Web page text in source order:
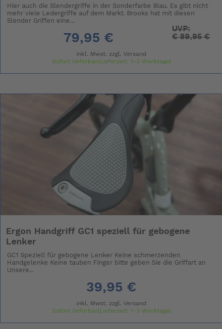
Hier auch die Slendergriffe in der Sonderfarbe Blau. Es gibt nicht
mehr viele Ledergriffe auf dem Markt. Brooks hat mit diesen
Slender Griffen eine...
79,95 €
UVP:
€89,95 €
inkl. Mwst. zzgl. Versand
Sofort lieferbar(Lieferzeit: 1-3 Werktage)
Ergon Handgriff GC1 speziell für gebogene
Lenker
GC1 Speziell für gebogene Lenker Keine schmerzenden
Handgelenke Keine tauben Finger bitte geben Sie die Griffart an
Unsere...
39,95 €
inkl. Mwst. zzgl. Versand
Sofort lieferbar(Lieferzeit: 1-3 Werktage)